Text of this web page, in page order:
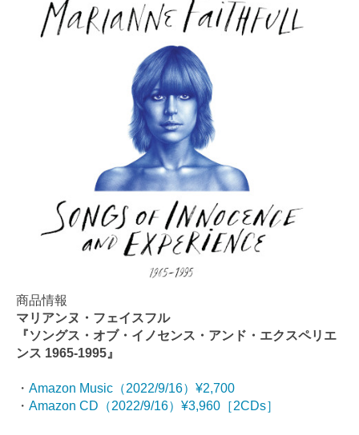
商品情報
マリアンヌ・フェイスフル
『ソングス・オブ・イノセンス・アンド・エクスペリエ
ンス 1965-1995』
・ Amazon Music（2022/9/16）¥2,700
・ Amazon CD（2022/9/16）¥3,960［2CDs］